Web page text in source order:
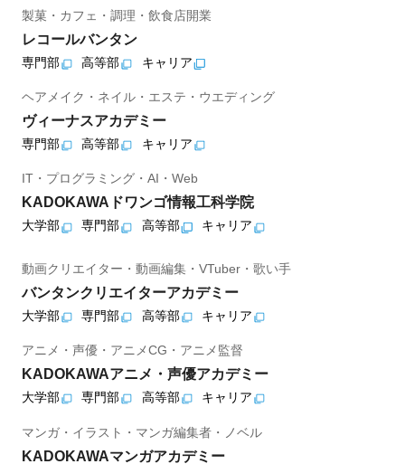
製菓・カフェ・調理・飲食店開業
レコールバンタン
専門部 高等部 キャリア
ヘアメイク・ネイル・エステ・ウエディング
ヴィーナスアカデミー
専門部 高等部 キャリア
IT・プログラミング・AI・Web
KADOKAWAドワンゴ情報工科学院
大学部 専門部 高等部 キャリア
動画クリエイター・動画編集・VTuber・歌い手
バンタンクリエイターアカデミー
大学部 専門部 高等部 キャリア
アニメ・声優・アニメCG・アニメ監督
KADOKAWAアニメ・声優アカデミー
大学部 専門部 高等部 キャリア
マンガ・イラスト・マンガ編集者・ノベル
KADOKAWAマンガアカデミー